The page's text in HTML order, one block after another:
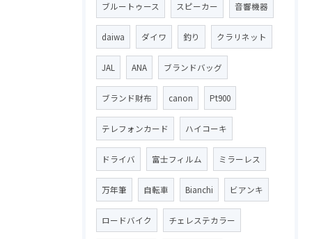
ブルートゥース スピーカー 音響機器
daiwa ダイワ 釣り クラリネット
JAL ANA ブランドバッグ
ブランド財布 canon Pt900
テレフォンカード ハイコーキ
ドライバ 富士フィルム ミラーレス
万年筆 自転車 Bianchi ビアンキ
ロードバイク チェレステカラー